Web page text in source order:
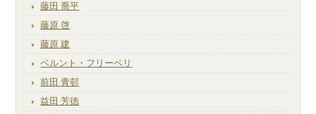
藤田 喬平
藤原 啓
藤原 建
ベルント・フリーベリ
前田 青邨
益田 芳徳